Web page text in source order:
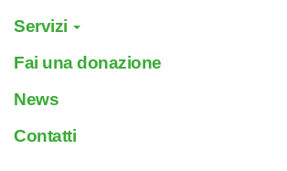
Servizi
Fai una donazione
News
Contatti